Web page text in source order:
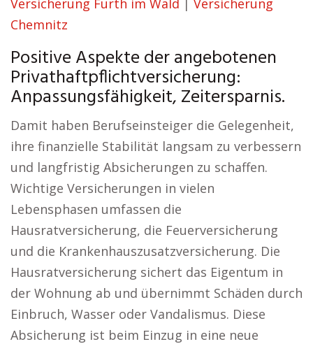
Versicherung Furth im Wald
Versicherung
Chemnitz
Positive Aspekte der angebotenen
Privathaftpflichtversicherung:
Anpassungsfähigkeit, Zeitersparnis.
Damit haben Berufseinsteiger die Gelegenheit,
ihre finanzielle Stabilität langsam zu verbessern
und langfristig Absicherungen zu schaffen.
Wichtige Versicherungen in vielen
Lebensphasen umfassen die
Hausratversicherung, die Feuerversicherung
und die Krankenhauszusatzversicherung. Die
Hausratversicherung sichert das Eigentum in
der Wohnung ab und übernimmt Schäden durch
Einbruch, Wasser oder Vandalismus. Diese
Absicherung ist beim Einzug in eine neue